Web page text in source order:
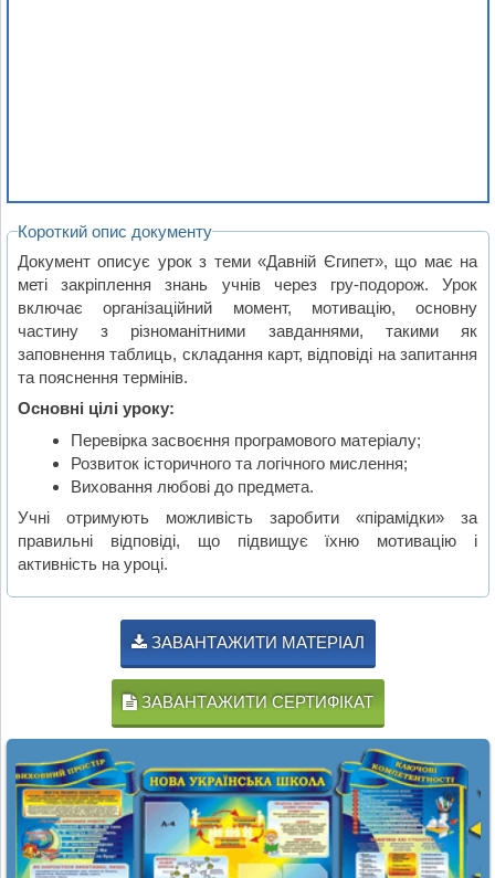
Короткий опис документу
Документ описує урок з теми «Давній Єгипет», що має на
меті закріплення знань учнів через гру-подорож. Урок
включає організаційний момент, мотивацію, основну
частину з різноманітними завданнями, такими як
заповнення таблиць, складання карт, відповіді на запитання
та пояснення термінів.
Основні цілі уроку:
Перевірка засвоєння програмового матеріалу;
Розвиток історичного та логічного мислення;
Виховання любові до предмета.
Учні отримують можливість заробити «пірамідки» за
правильні відповіді, що підвищує їхню мотивацію і
активність на уроці.
ЗАВАНТАЖИТИ МАТЕРІАЛ
ЗАВАНТАЖИТИ СЕРТИФІКАТ